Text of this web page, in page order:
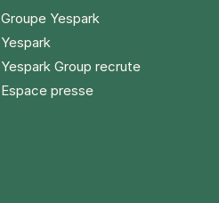
Groupe Yespark
Yespark
Yespark Group recrute
Espace presse